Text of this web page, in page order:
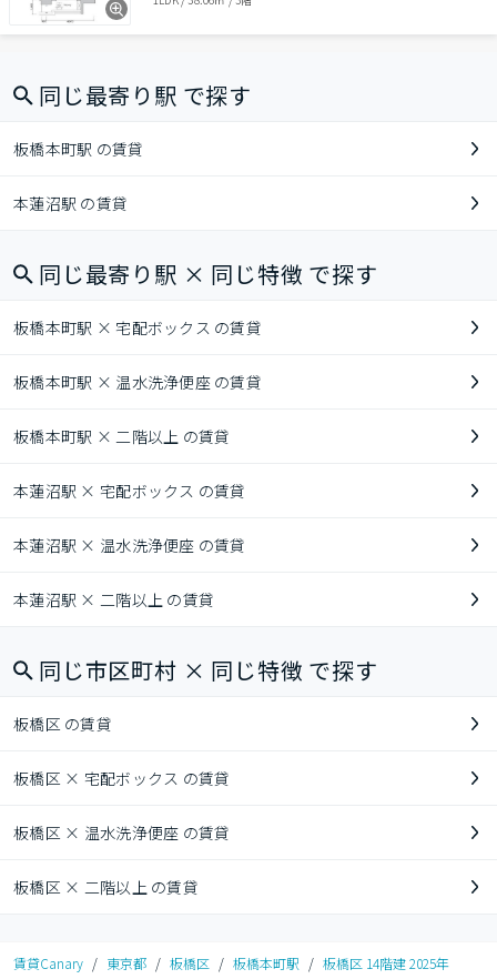
同じ最寄り駅 で探す
板橋本町駅 の賃貸
本蓮沼駅 の賃貸
同じ最寄り駅 × 同じ特徴 で探す
板橋本町駅 × 宅配ボックス の賃貸
板橋本町駅 × 温水洗浄便座 の賃貸
板橋本町駅 × 二階以上 の賃貸
本蓮沼駅 × 宅配ボックス の賃貸
本蓮沼駅 × 温水洗浄便座 の賃貸
本蓮沼駅 × 二階以上 の賃貸
同じ市区町村 × 同じ特徴 で探す
板橋区 の賃貸
板橋区 × 宅配ボックス の賃貸
板橋区 × 温水洗浄便座 の賃貸
板橋区 × 二階以上 の賃貸
賃貸Canary / 東京都 / 板橋区 / 板橋本町駅 / 板橋区 14階建 2025年